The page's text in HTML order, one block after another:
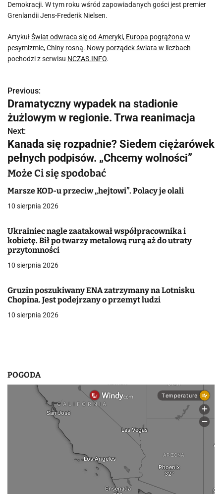
Demokracji. W tym roku wśród zapowiadanych gości jest premier
Grenlandii Jens-Frederik Nielsen.
ArtykułŚwiat odwraca się od Ameryki, Europa pogrążona w
pesymizmie, Chiny rosną. Nowy porządek świata w liczbach
pochodzi z serwisu NCZAS.INFO.
N
a
w
i
g
a
c
j
a
w
i
s
Previous:
Dramatyczny wypadek na stadionie
żużlowym w regionie. Trwa reanimacja
Next:
Kanada się rozpadnie? Siedem ciężarówek
pełnych podpisów. „Chcemy wolności”
Może Ci się spodobać
Marsze KOD-u przeciw „hejtowi”. Polacy je olali
10 sierpnia 2026
Ukrainiec nagle zaatakował współpracownika i
kobietę. Bił po twarzy metalową rurą aż do utraty
przytomności
10 sierpnia 2026
Gruzin poszukiwany ENA zatrzymany na Lotnisku
Chopina. Jest podejrzany o przemyt ludzi
10 sierpnia 2026
POGODA